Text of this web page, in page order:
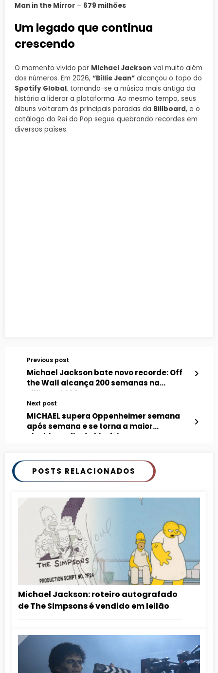
Man in the Mirror – 679 milhões
Um legado que continua
crescendo
O momento vivido por Michael Jackson vai muito além
dos números. Em 2026, “Billie Jean” alcançou o topo do
Spotify Global, tornando-se a música mais antiga da
história a liderar a plataforma. Ao mesmo tempo, seus
álbuns voltaram às principais paradas da Billboard, e o
catálogo do Rei do Pop segue quebrando recordes em
diversos países.
Previous post
Michael Jackson bate novo recorde: Off
the Wall alcança 200 semanas na
Billboard 200
Next post
MICHAEL supera Oppenheimer semana
após semana e se torna a maior
cinebiografia da história
POSTS RELACIONADOS
Michael Jackson: roteiro autografado
de The Simpsons é vendido em leilão